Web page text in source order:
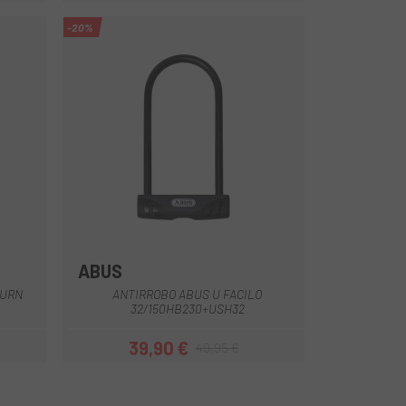
-20%
ABUS
ANTIRROBO ABUS U FACILO
32/150HB230+USH32
Prezzo
39,90 €Prezzo base